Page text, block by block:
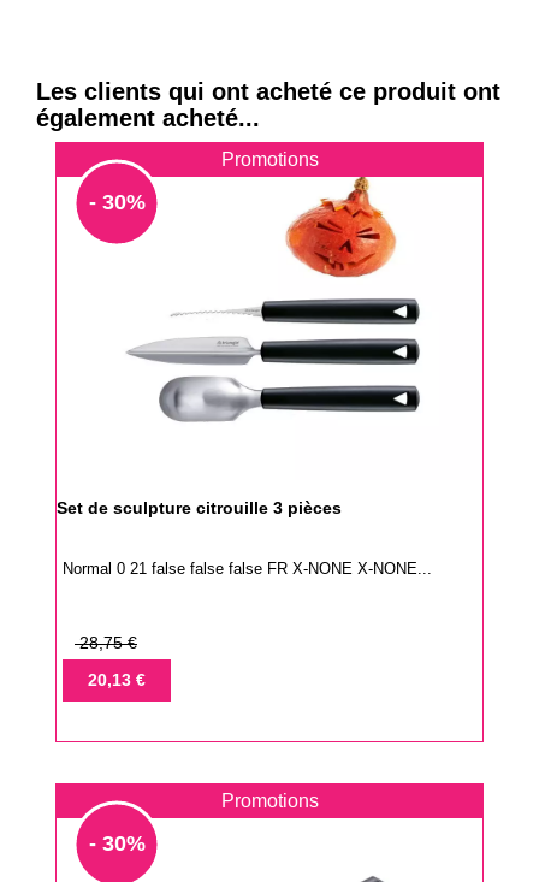
Les clients qui ont acheté ce produit ont
également acheté...
Promotions
- 30%
Set de sculpture citrouille 3 pièces
Normal 0 21 false false false FR X-NONE X-NONE...
Prix
base
28,75 €
Prix20,13 €
Promotions
- 30%